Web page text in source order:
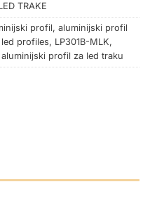
TRAKE
profil, aluminijski profil
led profiles, LP301B-MLK,
profil za led traku